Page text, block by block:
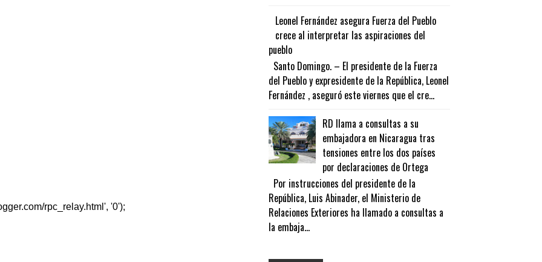
rpc_relay.html', '0');
Leonel Fernández asegura Fuerza del Pueblo
crece al interpretar las aspiraciones del
pueblo
Santo Domingo. – El presidente de la Fuerza
del Pueblo y expresidente de la República, Leonel
Fernández , aseguró este viernes que el cre...
RD llama a consultas a su
embajadora en Nicaragua tras
tensiones entre los dos países
por declaraciones de Ortega
Por instrucciones del presidente de la
República, Luis Abinader, el Ministerio de
Relaciones Exteriores ha llamado a consultas a
la embaja...